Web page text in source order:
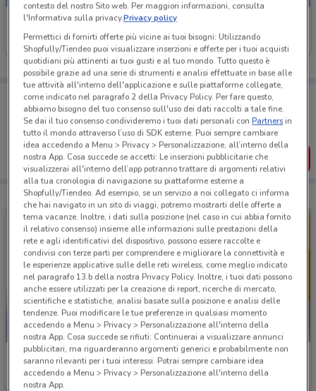
TIM
Scade il 06/09 66 m Scade il 30/08 66 m
Porta DoveConviene sempre con te!
Puoi trovare le migliori offerte dei negozi vicino a te,
salvarle e creare la tua lista del risparmio, comodamente
dal tuo cellulare.
SCARICA L’APP
TIM
Scade il 31/12 66 m
Kena Mobile
contesto del nostro Sito web. Per maggiori informazioni, consulta
l'Informativa sulla privacy.Privacy policy
Permettici di fornirti offerte più vicine ai tuoi bisogni: Utilizzando
Shopfully/Tiendeo puoi visualizzare inserzioni e offerte per i tuoi acquisti
quotidiani più attinenti ai tuoi gusti e al tuo mondo. Tutto questo è
possibile grazie ad una serie di strumenti e analisi effettuate in base alle
tue attività all'interno dell'applicazione e sulle piattaforme collegate,
come indicato nel paragrafo 2 della Privacy Policy. Per fare questo,
abbiamo bisogno del tuo consenso sull'uso dei dati raccolti a tale fine.
Se dai il tuo consenso condivideremo i tuoi dati personali conPartnersin
tutto il mondo attraverso l’uso di SDK esterne. Puoi sempre cambiare
idea accedendo a Menu > Privacy > Personalizzazione, all’interno della
nostra App. Cosa succede se accetti: Le inserzioni pubblicitarie che
visualizzerai all'interno dell’app potranno trattare di argomenti relativi
alla tua cronologia di navigazione su piattaforme esterne a
Shopfully/Tiendeo. Ad esempio, se un servizio a noi collegato ci informa
che hai navigato in un sito di viaggi, potremo mostrarti delle offerte a
tema vacanze. Inoltre, i dati sulla posizione (nel caso in cui abbia fornito
il relativo consenso) insieme alle informazioni sulle prestazioni della
rete e agli identificativi del dispositivo, possono essere raccolte e
condivisi con terze parti per comprendere e migliorare la connettività e
le esperienze applicative sulle delle reti wireless, come meglio indicato
nel paragrafo 13.b della nostra Privacy Policy. Inoltre, i tuoi dati possono
anche essere utilizzati per la creazione di report, ricerche di mercato,
scientifiche e statistiche, analisi basate sulla posizione e analisi delle
tendenze. Puoi modificare le tue preferenze in qualsiasi momento
accedendo a Menu > Privacy > Personalizzazione all'interno della
nostra App. Cosa succede se rifiuti: Continuerai a visualizzare annunci
pubblicitari, ma riguarderanno argomenti generici e probabilmente non
saranno rilevanti per i tuoi interessi. Potrai sempre cambiare idea
accedendo a Menu > Privacy > Personalizzazione all'interno della
nostra App.